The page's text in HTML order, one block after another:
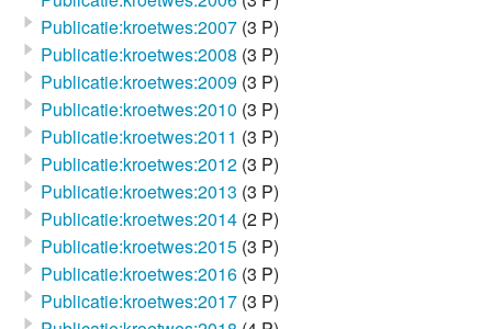
Publicatie:kroetwes:2007 (3 P)
Publicatie:kroetwes:2008 (3 P)
Publicatie:kroetwes:2009 (3 P)
Publicatie:kroetwes:2010 (3 P)
Publicatie:kroetwes:2011 (3 P)
Publicatie:kroetwes:2012 (3 P)
Publicatie:kroetwes:2013 (3 P)
Publicatie:kroetwes:2014 (2 P)
Publicatie:kroetwes:2015 (3 P)
Publicatie:kroetwes:2016 (3 P)
Publicatie:kroetwes:2017 (3 P)